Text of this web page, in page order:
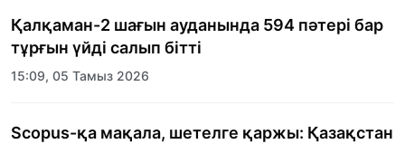
Қалқаман-2 шағын ауданында 594 пәтері бар
тұрғын үйді салып бітті
15:09, 05 Тамыз 2026
Scopus-қа мақала, шетелге қаржы: Қазақстан